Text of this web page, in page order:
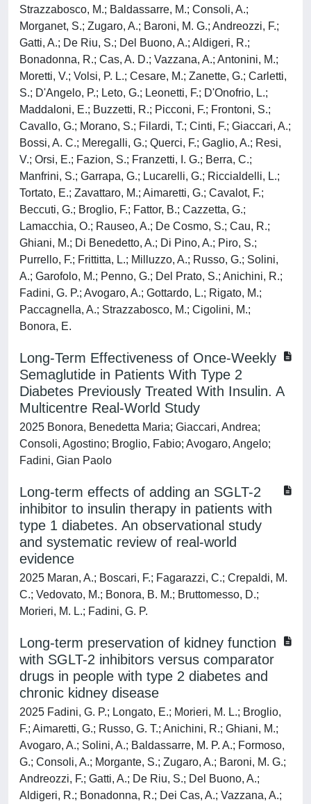
Strazzabosco, M.; Baldassarre, M.; Consoli, A.;
Morganet, S.; Zugaro, A.; Baroni, M. G.; Andreozzi, F.;
Gatti, A.; De Riu, S.; Del Buono, A.; Aldigeri, R.;
Bonadonna, R.; Cas, A. D.; Vazzana, A.; Antonini, M.;
Moretti, V.; Volsi, P. L.; Cesare, M.; Zanette, G.; Carletti,
S.; D'Angelo, P.; Leto, G.; Leonetti, F.; D'Onofrio, L.;
Maddaloni, E.; Buzzetti, R.; Picconi, F.; Frontoni, S.;
Cavallo, G.; Morano, S.; Filardi, T.; Cinti, F.; Giaccari, A.;
Bossi, A. C.; Meregalli, G.; Querci, F.; Gaglio, A.; Resi,
V.; Orsi, E.; Fazion, S.; Franzetti, I. G.; Berra, C.;
Manfrini, S.; Garrapa, G.; Lucarelli, G.; Riccialdelli, L.;
Tortato, E.; Zavattaro, M.; Aimaretti, G.; Cavalot, F.;
Beccuti, G.; Broglio, F.; Fattor, B.; Cazzetta, G.;
Lamacchia, O.; Rauseo, A.; De Cosmo, S.; Cau, R.;
Ghiani, M.; Di Benedetto, A.; Di Pino, A.; Piro, S.;
Purrello, F.; Frittitta, L.; Milluzzo, A.; Russo, G.; Solini,
A.; Garofolo, M.; Penno, G.; Del Prato, S.; Anichini, R.;
Fadini, G. P.; Avogaro, A.; Gottardo, L.; Rigato, M.;
Paccagnella, A.; Strazzabosco, M.; Cigolini, M.;
Bonora, E.
Long-Term Effectiveness of Once-Weekly
Semaglutide in Patients With Type 2
Diabetes Previously Treated With Insulin. A
Multicentre Real-World Study
2025 Bonora, Benedetta Maria; Giaccari, Andrea;
Consoli, Agostino; Broglio, Fabio; Avogaro, Angelo;
Fadini, Gian Paolo
Long-term effects of adding an SGLT-2
inhibitor to insulin therapy in patients with
type 1 diabetes. An observational study
and systematic review of real-world
evidence
2025 Maran, A.; Boscari, F.; Fagarazzi, C.; Crepaldi, M.
C.; Vedovato, M.; Bonora, B. M.; Bruttomesso, D.;
Morieri, M. L.; Fadini, G. P.
Long-term preservation of kidney function
with SGLT-2 inhibitors versus comparator
drugs in people with type 2 diabetes and
chronic kidney disease
2025 Fadini, G. P.; Longato, E.; Morieri, M. L.; Broglio,
F.; Aimaretti, G.; Russo, G. T.; Anichini, R.; Ghiani, M.;
Avogaro, A.; Solini, A.; Baldassarre, M. P. A.; Formoso,
G.; Consoli, A.; Morgante, S.; Zugaro, A.; Baroni, M. G.;
Andreozzi, F.; Gatti, A.; De Riu, S.; Del Buono, A.;
Aldigeri, R.; Bonadonna, R.; Dei Cas, A.; Vazzana, A.;